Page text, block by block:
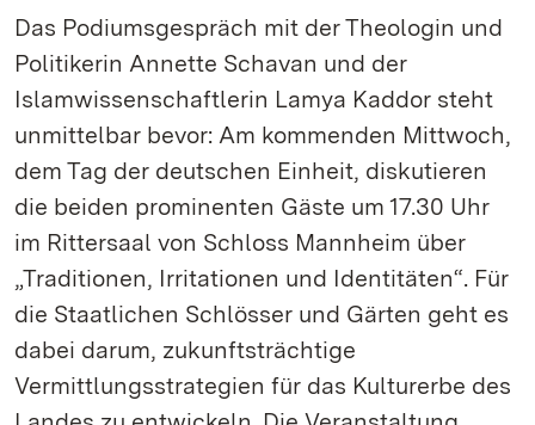
Das Podiumsgespräch mit der Theologin und
Politikerin Annette Schavan und der
Islamwissenschaftlerin Lamya Kaddor steht
unmittelbar bevor: Am kommenden Mittwoch,
dem Tag der deutschen Einheit, diskutieren
die beiden prominenten Gäste um 17.30 Uhr
im Rittersaal von Schloss Mannheim über
„Traditionen, Irritationen und Identitäten“. Für
die Staatlichen Schlösser und Gärten geht es
dabei darum, zukunftsträchtige
Vermittlungsstrategien für das Kulturerbe des